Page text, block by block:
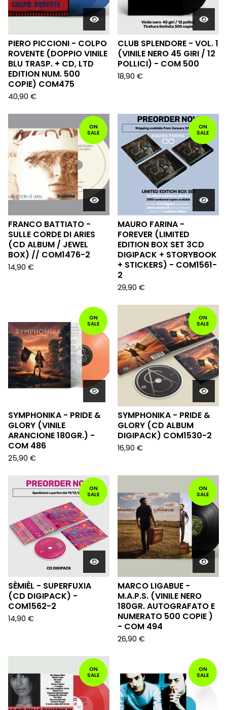
PIERO PICCIONI - COLPO
ROVENTE (DOPPIO VINILE
BLU TRASP. + CD, LTD
EDITION NUM. 500
COPIE) COM475
40,90 €
CLUB SPLENDORE - VOL. 1
(VINILE NERO 45 GIRI / 12
POLLICI) - COM 500
18,90 €
ON
SALE
FRANCO BATTIATO -
SULLE CORDE DI ARIES
(CD ALBUM / JEWEL
BOX) // COM1476-2
14,90 €
ON
SALE
MAURO FARINA -
FOREVER (LIMITED
EDITION BOX SET 3CD
DIGIPACK + STORYBOOK
+ STICKERS) - COM1561-
2
29,90 €
ON
SALE
SYMPHONIKA - PRIDE &
GLORY (VINILE
ARANCIONE 180GR.) -
COM 486
25,90 €
ON
SALE
SYMPHONIKA - PRIDE &
GLORY (CD ALBUM
DIGIPACK) COM1530-2
16,90 €
ON
SALE
SÈMIÈL - SUPERFUXIA
(CD DIGIPACK) -
COM1562-2
14,90 €
ON
SALE
MARCO LIGABUE -
M.A.P.S. (VINILE NERO
180GR. AUTOGRAFATO E
NUMERATO 500 COPIE )
- COM 494
26,90 €
ON
SALE
ON
SALE